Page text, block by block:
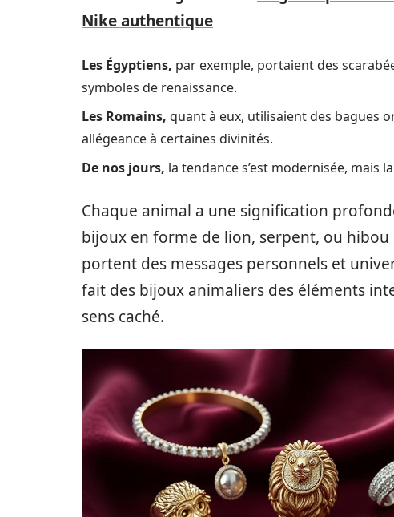
Nike authentique
Les Égyptiens, par exemple, portaient des
symboles de renaissance.
Les Romains, quant à eux, utilisaient des bagues
allégeance à certaines divinités.
De nos jours, la tendance s’est modernisée, mais
Chaque animal a une signification
bijoux en forme de lion, serpent, ou
portent des messages personnels et
fait des bijoux animaliers des éléments
sens caché.